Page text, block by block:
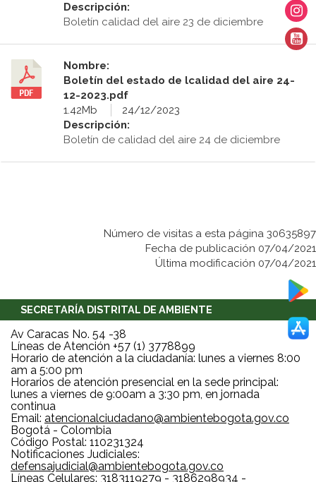
Descripción:
Boletín calidad del aire 23 de diciembre
Nombre:
Boletín del estado de lcalidad del aire 24-
12-2023.pdf
1.42Mb
24/12/2023
Descripción:
Boletín de calidad del aire 24 de diciembre
Número de visitas a esta página 30635897
Fecha de publicación 07/04/2021
Última modificación 07/04/2021
SECRETARÍA DISTRITAL DE AMBIENTE
Av Caracas No. 54 -38
Líneas de Atención +57 (1) 3778899
Horario de atención a la ciudadanía: lunes a viernes 8:00
am a 5:00 pm
Horarios de atención presencial en la sede principal:
lunes a viernes de 9:00am a 3:30 pm, en jornada
continua
Email: atencionalciudadano@ambientebogota.gov.co
Bogotá - Colombia
Código Postal: 110231324
Notificaciones Judiciales:
defensajudicial@ambientebogota.gov.co
Líneas Celulares: 3183119279 - 3186298934 -